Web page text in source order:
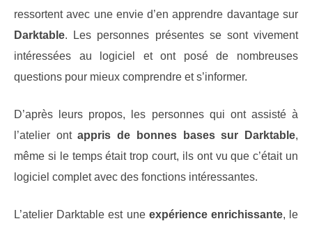
ressortent avec une envie d’en apprendre davantage sur
Darktable. Les personnes présentes se sont vivement
intéressées au logiciel et ont posé de nombreuses
questions pour mieux comprendre et s’informer.
D’après leurs propos, les personnes qui ont assisté à
l’atelier ontappris de bonnes bases sur Darktable,
même si le temps était trop court, ils ont vu que c’était un
logiciel complet avec des fonctions intéressantes.
L’atelier Darktable est une expérience enrichissante, le